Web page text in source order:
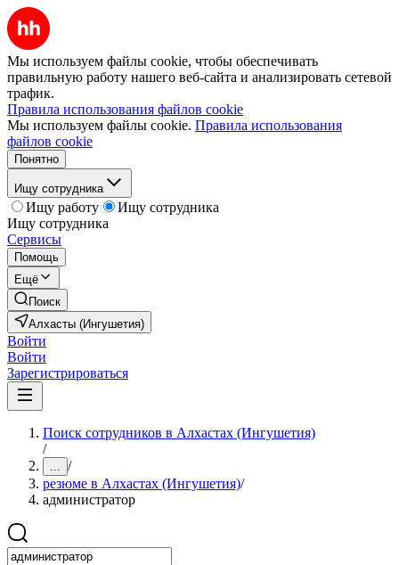
Мы используем файлы cookie, чтобы обеспечивать
правильную работу нашего веб-сайта и анализировать сетевой
трафик.
Правила использования файлов cookie
Мы используем файлы cookie. Правила использования
файлов cookie
Понятно
Ищу сотрудника
Ищу работу
Ищу сотрудника
Ищу сотрудника
Сервисы
Помощь
Ещё
Поиск
Алхасты (Ингушетия)
Войти
Войти
Зарегистрироваться
Поиск сотрудников в Алхастах (Ингушетия)
/
... /
резюме в Алхастах (Ингушетия)/
администратор